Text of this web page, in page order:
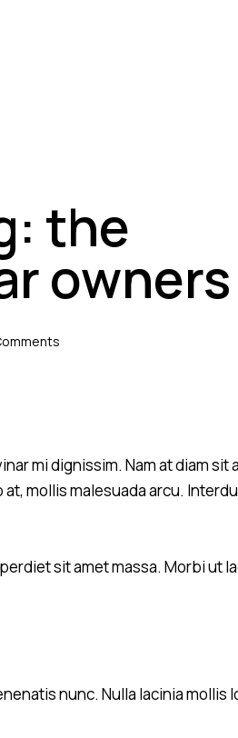
the
owners
mi dignissim. Nam at diam
mollis malesuada arcu.
sit amet massa. Morbi ut
nunc. Nulla lacinia